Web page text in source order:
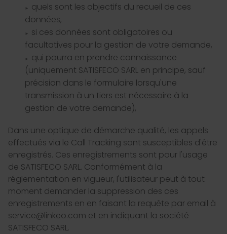
quels sont les objectifs du recueil de ces
données,
si ces données sont obligatoires ou
facultatives pour la gestion de votre demande,
qui pourra en prendre connaissance
(uniquement SATISFECO SARL en principe, sauf
précision dans le formulaire lorsqu'une
transmission à un tiers est nécessaire à la
gestion de votre demande),
Dans une optique de démarche qualité, les appels
effectués via le Call Tracking sont susceptibles d'être
enregistrés. Ces enregistrements sont pour l'usage
de SATISFECO SARL. Conformément à la
réglementation en vigueur, l'utilisateur peut à tout
moment demander la suppression des ces
enregistrements en en faisant la requête par email à
service@linkeo.com et en indiquant la société
SATISFECO SARL.